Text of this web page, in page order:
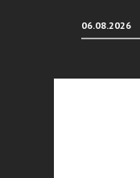
06.08.2026